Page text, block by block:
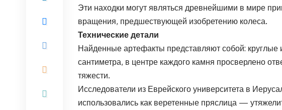
Эти находки могут являться древнейшими в мире
вращения, предшествующей изобретению колеса.
Технические детали
Найденные артефакты представляют собой:
сантиметра, в центре каждого камня просверлено
тяжести.
Исследователи из Еврейского университета в
использовались как веретенные пряслица —